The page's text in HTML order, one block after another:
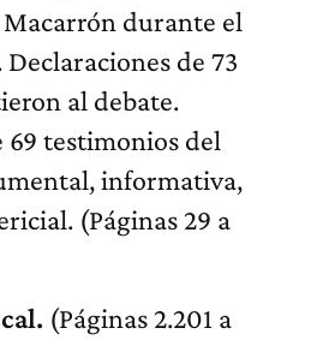
durante el
de 73
al debate.
testimonios del
informativa,
(Páginas 29 a
(Páginas 2.201 a